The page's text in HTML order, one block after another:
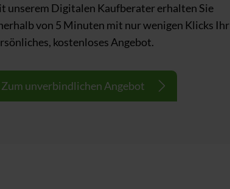
unserem Digitalen Kaufberater erhalten Sie
von 5 Minuten mit nur wenigen Klicks Ihr
kostenloses Angebot.
Zum unverbindlichen Angebot